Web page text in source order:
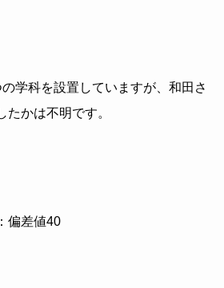
学科を設置していますが、和田さ
たかは不明です。
偏差値40